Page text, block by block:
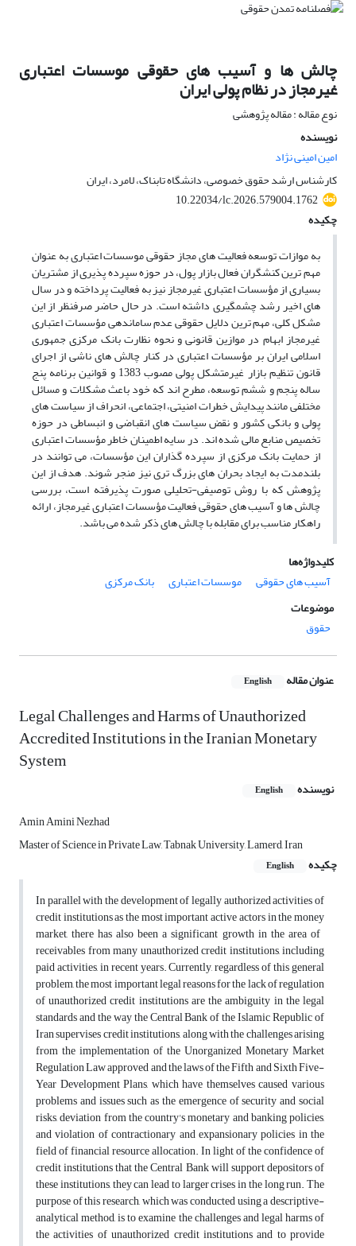
چالش ها و آسیب های حقوقی موسسات اعتباری
غیرمجاز در نظام پولی ایران
نوع مقاله : مقاله پژوهشی
نویسنده
امین امینی نژاد
کارشناس ارشد حقوق خصوصی، دانشگاه تابناک، لامرد، ایران
10.22034/lc.2026.579004.1762
چکیده
بهموازاتتوسعه فعالیت هایمجازحقوقی موسسات اعتباریبه عنوان
مهم ترینکنشگرانفعالبازارپول،درحوزهسپرده پذیریازمشتریان
بسیاریازمؤسساتاعتباریغیرمجازنیز بهفعالیتپرداخته ودرسال
های اخیررشدچشمگیریداشتهاست. درحالحاضرصرفنظرازاین
مشکلکلی،مهم تریندلایلحقوقیعدمساماندهیمؤسساتاعتباری
غیرمجازابهام درموازینقانونیو نحوهنظارتبانکمرکزی جمهوری
اسلامی ایرانبرمؤسساتاعتباریدرکنارچالش هایناشیازاجرای
قانون تنظیمبازارغیرمتشکلپولیمصوب1383 و قوانینبرنامهپنج
سالهپنجموششمتوسعه،مطرح اندکهخودباعثمشکلاتومسائل
مختلفیمانندپیدایشخطرات امنیتی،اجتماعی،انحرافازسیاست های
پولیوبانکیکشورونقضسیاستهای انقباضیوانبساطیدرحوزه
تخصیصمنابعمالیشدهاند. درسایهاطمینانخاطر مؤسساتاعتباری
ازحمایتبانکمرکزیازسپرده گذاراناینمؤسسات،میتوانند در
بلندمدتبهایجادبحران هایبزرگ ترینیزمنجرشوند.هدفازاین
پژوهش که با روش توصیفی-تحلیلی صورت پذیرفته است، بررسی
چالش ها و آسیب هایحقوقیفعالیتمؤسساتاعتباریغیرمجاز،ارائه
راهکارمناسببرایمقابلهباچالش هایذکر شده می باشد.
کلیدواژه‌ها
آسیب های حقوقی
موسسات اعتباری
بانک مرکزی
موضوعات
حقوق
عنوان مقاله English
Legal Challenges and Harms of Unauthorized
Accredited Institutions in the Iranian Monetary
System
نویسنده English
Amin Amini Nezhad
Master of Science in Private Law, Tabnak University, Lamerd, Iran
چکیده
English
In parallel with the development of legally authorized activities of
credit institutions as the most important active actors in the money
market, there has also been a significant growth in the area of ​​
receivables from many unauthorized credit institutions, including
paid activities, in recent years.Currently, regardless of this general
problem, the most important legal reasons for the lack of regulation
of unauthorized credit institutions are the ambiguity in the legal
standards and the way the Central Bank of the Islamic Republic of
Iran supervises credit institutions, along with the challenges arising
from the implementation of the Unorganized Monetary Market
Regulation Law approved and the laws of the Fifth and Sixth Five-
Year Development Plans, which have themselves caused various
problems and issues such as the emergence of security and social
risks, deviation from the country's monetary and banking policies,
and violation of contractionary and expansionary policies in the
field of financial resource allocation.In light of the confidence of
credit institutions that the Central Bank will support depositors of
these institutions, they can lead to larger crises in the long run. The
purpose of this research, which was conducted using a descriptive-
analytical method, is to examine the challenges and legal harms of
the activities of unauthorized credit institutions and to provide